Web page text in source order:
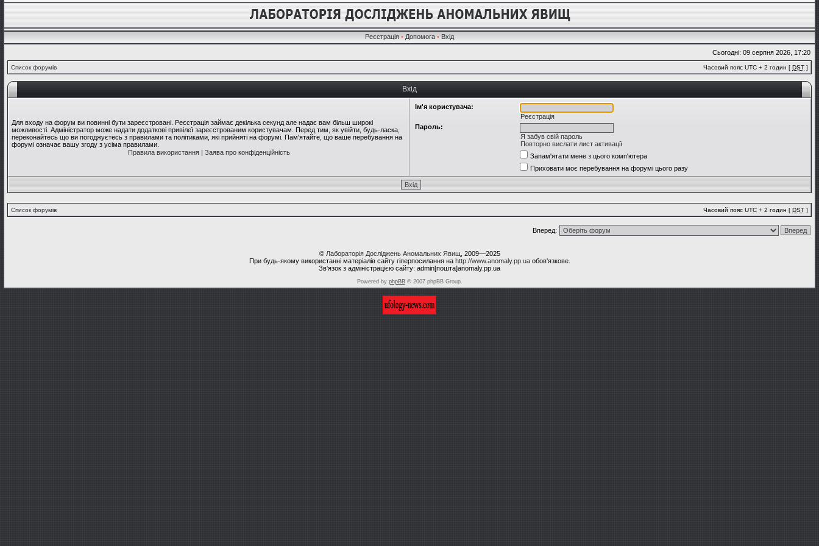
Реєстрація • Допомога • Вхід
Сьогодні: 09 серпня 2026, 17:20
Список форумів Часовий пояс UTC + 2 годин [ DST ]
Вхід
Для входу на форум ви повинні бути зареєстровані. Реєстрація займає декілька секунд але надає вам більш широкі
можливості. Адміністратор може надати додаткові привілеї зареєстрованим користувачам. Перед тим, як увійти, будь-ласка,
переконайтесь що ви погоджуєтесь з правилами та політиками, які прийняті на форумі. Пам'ятайте, що ваше перебування на
форумі означає вашу згоду з усіма правилами.
Правила використання| Заява про конфіденційність
Ім'я користувача:
Реєстрація
Пароль:
Я забув свій пароль
Повторно вислати лист активації
Запам'ятати мене з цього комп'ютера
Приховати моє перебування на форумі цього разу
Список форумів Часовий пояс UTC + 2 годин [ DST ]
Вперед:
© Лабораторія Досліджень Аномальних Явищ , 2009—2025
При будь-якому використанні матеріалів сайту гіперпосилання на http://www.anomaly.pp.uaобов'язкове.
Зв'язок з адміністрацією сайту: admin[пошта]anomaly.pp.ua
Powered by phpBB© 2007 phpBB Group.